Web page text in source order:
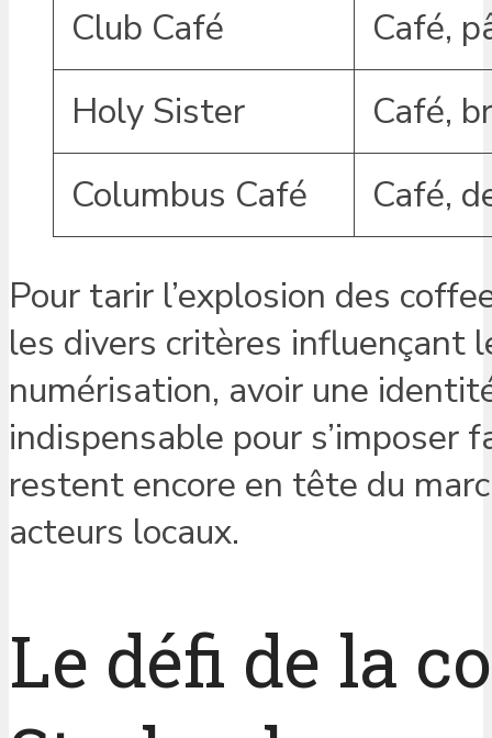
Club Café
Café,
Holy Sister
Café,
Columbus Café
Café,
Pour tarir l’explosion des
les divers critères influençant
numérisation, avoir une
indispensable pour s’imposer
restent encore en tête du
acteurs locaux.
Le défi de la